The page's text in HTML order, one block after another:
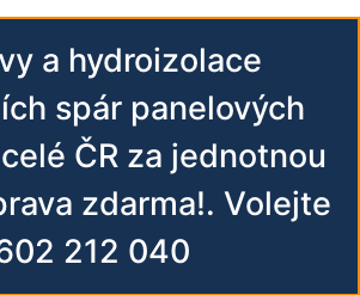
a hydroizolace
spár panelových
ČR za jednotnou
zdarma!. Volejte
212 040